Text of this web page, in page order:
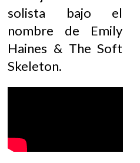
solista bajo el
nombre de Emily
Haines & The Soft
Skeleton.